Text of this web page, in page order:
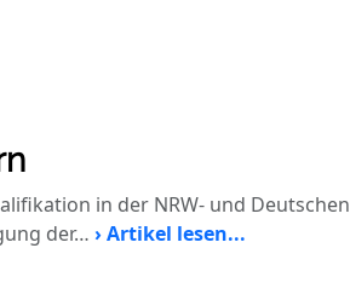
in der NRW- und Deutschen
der… › Artikel lesen...